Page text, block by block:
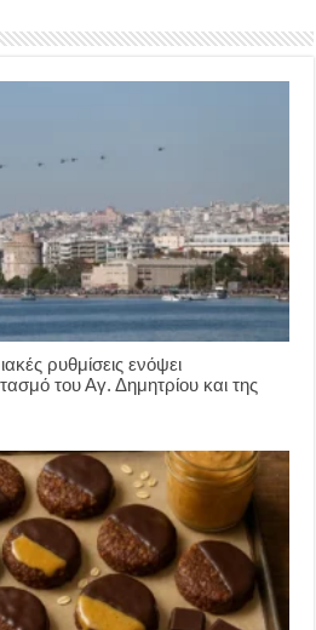
ρυθμίσεις ενόψει
του Αγ. Δημητρίου και της